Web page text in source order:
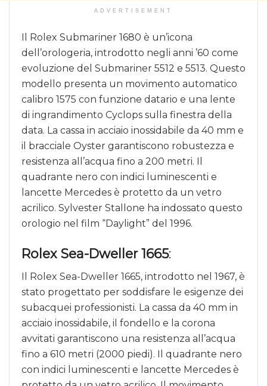
ADVERTISEMENT
Il Rolex Submariner 1680 è un’icona
dell’orologeria, introdotto negli anni ’60 come
evoluzione del Submariner 5512 e 5513. Questo
modello presenta un movimento automatico
calibro 1575 con funzione datario e una lente
di ingrandimento Cyclops sulla finestra della
data. La cassa in acciaio inossidabile da 40 mm e
il bracciale Oyster garantiscono robustezza e
resistenza all’acqua fino a 200 metri. Il
quadrante nero con indici luminescenti e
lancette Mercedes è protetto da un vetro
acrilico. Sylvester Stallone ha indossato questo
orologio nel film “Daylight” del 1996.
Rolex Sea-Dweller 1665:
Il Rolex Sea-Dweller 1665, introdotto nel 1967, è
stato progettato per soddisfare le esigenze dei
subacquei professionisti. La cassa da 40 mm in
acciaio inossidabile, il fondello e la corona
avvitati garantiscono una resistenza all’acqua
fino a 610 metri (2000 piedi). Il quadrante nero
con indici luminescenti e lancette Mercedes è